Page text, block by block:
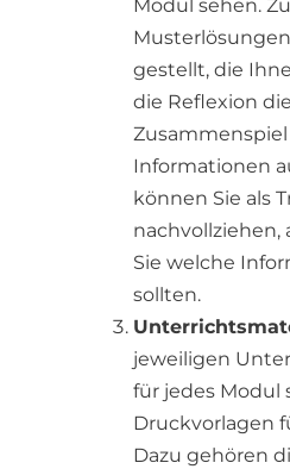
Modul sehen.
gestellt, die
die Reflexion
Informationen
können Sie als
nachvollziehen,
Sie welche
sollten.
jeweiligen
für jedes Modul
Druckvorlagen
Dazu gehören